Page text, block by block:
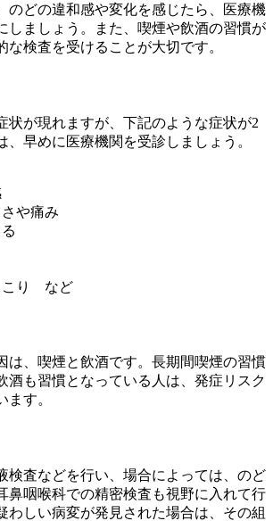
のどの違和感や変化を感じたら、医療機
しましょう。また、喫煙や飲酒の習慣が
な検査を受けることが大切です。
状が現れますが、下記のような症状が2
、早めに医療機関を受診しましょう。
や痛み
こり など
は、喫煙と飲酒です。長期間喫煙の習慣
酒も習慣となっている人は、発症リスク
ます。
検査などを行い、場合によっては、のど
鼻咽喉科での精密検査も視野に入れて行
わしい病変が発見された場合は、その組